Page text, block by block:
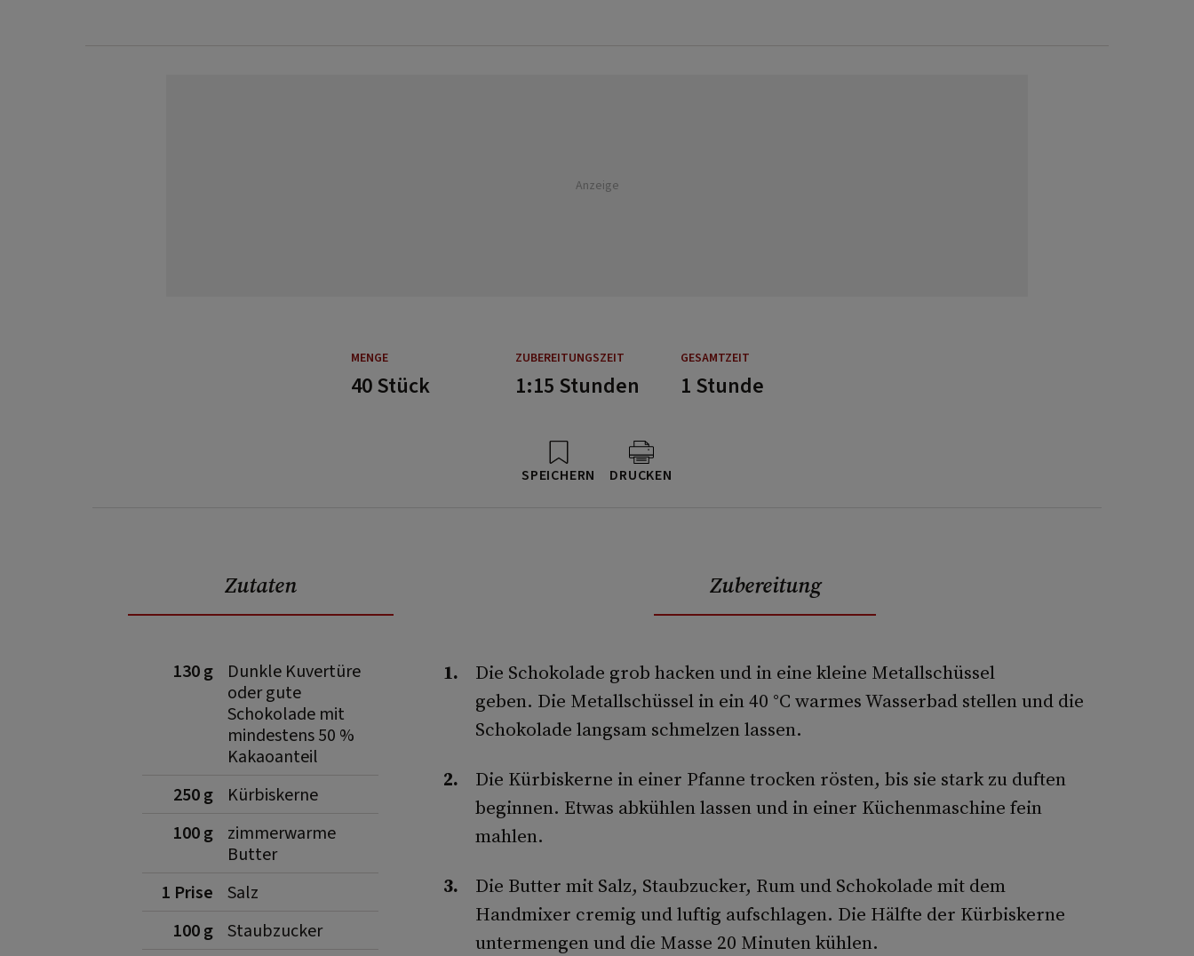
Anzeige
MENGE ZUBEREITUNGSZEIT GESAMTZEIT
40 Stück 1:15 Stunden 1 Stunde
SPEICHERN DRUCKEN
Zutaten
130 g
Dunkle Kuvertüre
oder gute
Schokolade mit
mindestens 50 %
Kakaoanteil
250 g
Kürbiskerne
100 g
zimmerwarme
Butter
1 Prise
Salz
100 g Staubzucker
Zubereitung
Die Schokolade grob hacken und in eine kleine Metallschüssel
geben. Die Metallschüssel in ein 40 °C warmes Wasserbad stellen und die
Schokolade langsam schmelzen lassen.
Die Kürbiskerne in einer Pfanne trocken rösten, bis sie stark zu duften
beginnen. Etwas abkühlen lassen und in einer Küchenmaschine fein
mahlen.
Die Butter mit Salz, Staubzucker, Rum und Schokolade mit dem
Handmixer cremig und luftig aufschlagen. Die Hälfte der Kürbiskerne
untermengen und die Masse 20 Minuten kühlen.